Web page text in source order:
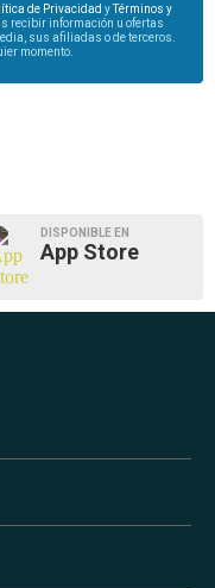
de Privacidad yTérminos y
recibir información u ofertas
sus afiliadas o de terceros.
momento.
DISPONIBLE EN
App Store